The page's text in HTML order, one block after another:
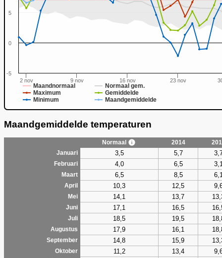
Maandnormaal
Normaal gem.
Maximum
Gemiddelde
Minimum
Maandgemiddelde
2 nov 9 nov 16 nov 23 nov
-5
0
5
Maandgemiddelde temperaturen
Normaal 2014
Januari
3,5 5,7
Februari 4,0 6,5
Maart 6,5 8,5
April 10,3 12,5
Mei 14,1 13,7
Juni 17,1 16,5
Juli 18,5 19,5
Augustus 17,9 16,1
September 14,8 15,9
Oktober 11,2 13,4